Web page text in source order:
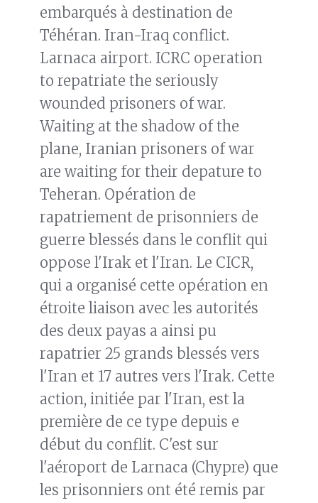
embarqués à destination de
Téhéran. Iran-Iraq conflict.
Larnaca airport. ICRC operation
to repatriate the seriously
wounded prisoners of war.
Waiting at the shadow of the
plane, Iranian prisoners of war
are waiting for their depature to
Teheran. Opération de
rapatriement de prisonniers de
guerre blessés dans le conflit qui
oppose l'Irak et l'Iran. Le CICR,
qui a organisé cette opération en
étroite liaison avec les autorités
des deux payas a ainsi pu
rapatrier 25 grands blessés vers
l'Iran et 17 autres vers l'Irak. Cette
action, initiée par l'Iran, est la
première de ce type depuis e
début du conflit. C'est sur
l'aéroport de Larnaca (Chypre) que
les prisonniers ont été remis par